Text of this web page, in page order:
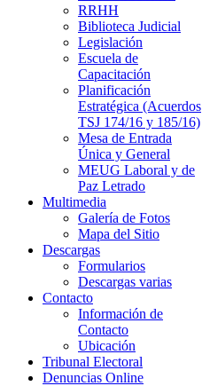
RRHH
Biblioteca Judicial
Legislación
Escuela de
Capacitación
Planificación
Estratégica (Acuerdos
TSJ 174/16 y 185/16)
Mesa de Entrada
Única y General
MEUG Laboral y de
Paz Letrado
Multimedia
Galería de Fotos
Mapa del Sitio
Descargas
Formularios
Descargas varias
Contacto
Información de
Contacto
Ubicación
Tribunal Electoral
Denuncias Online